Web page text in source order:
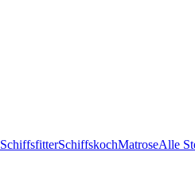
SchiffsfitterSchiffskochMatroseAlle